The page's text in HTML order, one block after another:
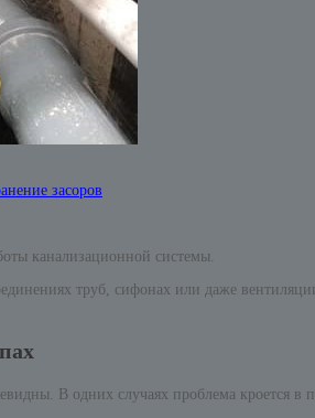
засоров
канализационной системы.
труб, сифонах или даже
В одних случаях проблема кроется